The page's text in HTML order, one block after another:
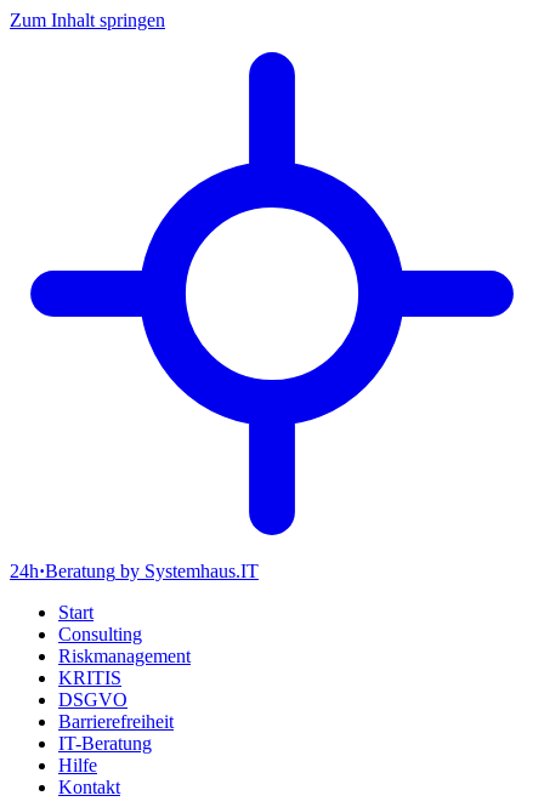
Zum Inhalt springen
24h·Beratung by Systemhaus.IT
Start
Consulting
Riskmanagement
KRITIS
DSGVO
Barrierefreiheit
IT-Beratung
Hilfe
Kontakt